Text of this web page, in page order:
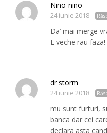
Nino-nino
24 iunie 2018
Da’ mai merge
E veche rau faza!
dr storm
24 iunie 2018
mu sunt furturi,
banca dar cei
declara asta